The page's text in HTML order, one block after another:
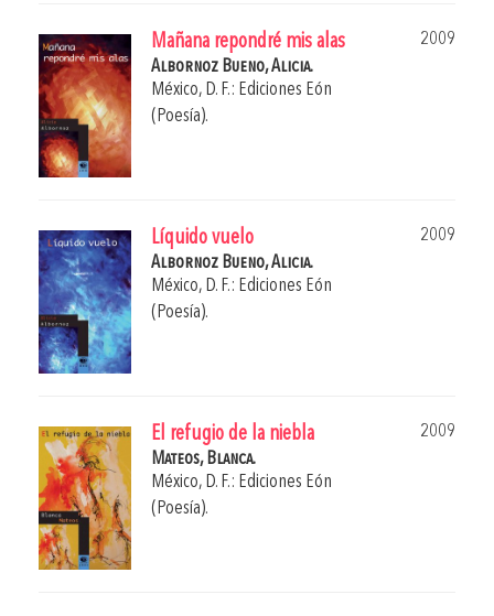
Mañana repondré mis alas
2009
Albornoz Bueno, Alicia.
México, D. F.: Ediciones Eón
(Poesía).
Líquido vuelo
2009
Albornoz Bueno, Alicia.
México, D. F.: Ediciones Eón
(Poesía).
El refugio de la niebla
2009
Mateos, Blanca.
México, D. F.: Ediciones Eón
(Poesía).